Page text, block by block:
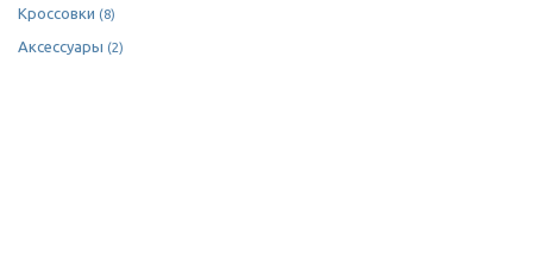
Кроссовки (8)
Аксессуары (2)